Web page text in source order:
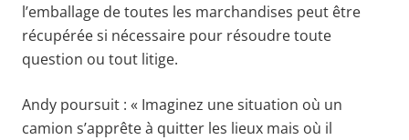
l’emballage de toutes les marchandises peut être
récupérée si nécessaire pour résoudre toute
question ou tout litige.
Andy poursuit : « Imaginez une situation où un
camion s’apprête à quitter les lieux mais où il